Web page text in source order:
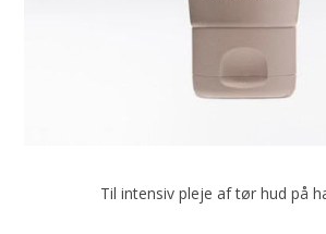
Til intensiv pleje af tør hud på